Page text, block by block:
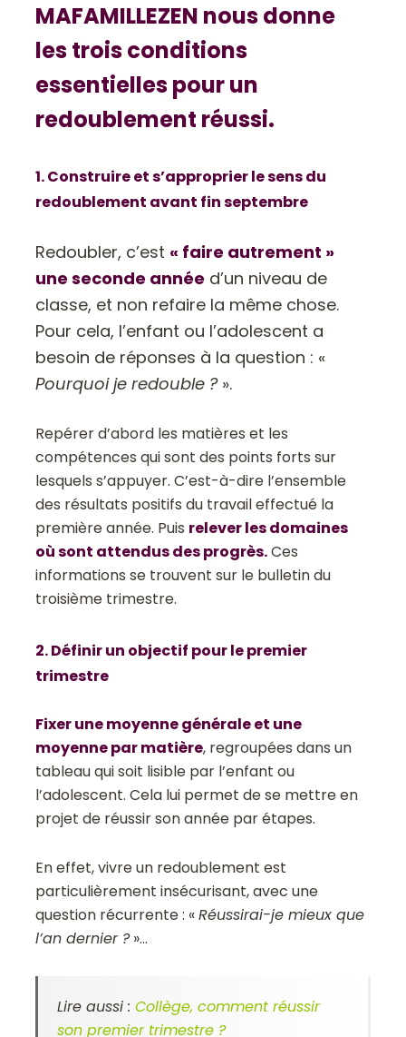
MAFAMILLEZEN nous donne
les trois conditions
essentielles pour un
redoublement réussi.
1. Construire et s’approprier le sens du
redoublement avant fin septembre
Redoubler, c’est « faire autrement »
une seconde année d’un niveau de
classe, et non refaire la même chose.
Pour cela, l’enfant ou l’adolescent a
besoin de réponses à la question : «
Pourquoi je redouble ?».
Repérer d’abord les matières et les
compétences qui sont des points forts sur
lesquels s’appuyer. C’est-à-dire l’ensemble
des résultats positifs du travail effectué la
première année. Puis relever les domaines
où sont attendus des progrès.Ces
informations se trouvent sur le bulletin du
troisième trimestre.
2. Définir un objectif pour le premier
trimestre
Fixer une moyenne générale et une
moyenne par matière, regroupées dans un
tableau qui soit lisible par l’enfant ou
l’adolescent. Cela lui permet de se mettre en
projet de réussir son année par étapes.
En effet, vivre un redoublement est
particulièrement insécurisant, avec une
question récurrente : «Réussirai-je mieux que
l’an dernier ?»…
Lire aussi :Collège, comment réussir
son premier trimestre ?